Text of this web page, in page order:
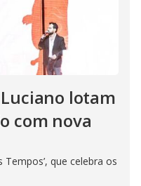
lotam
com nova
que celebra os